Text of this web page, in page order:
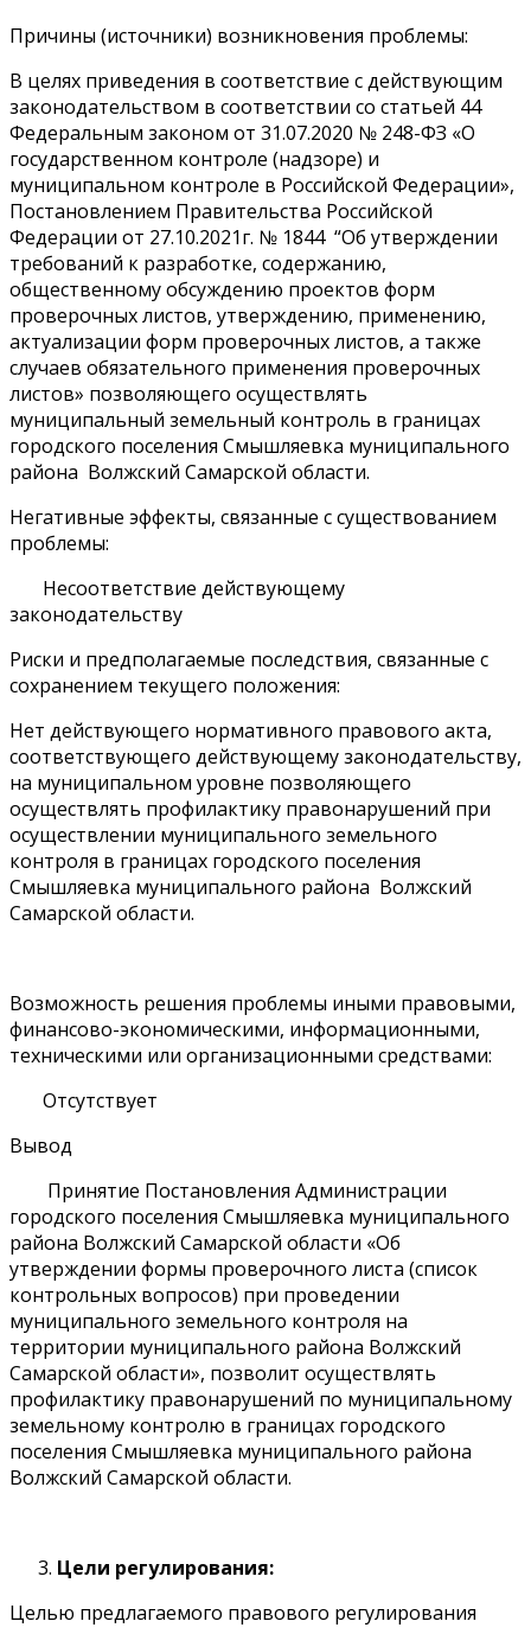
Причины (источники) возникновения проблемы:
В целях приведения в соответствие с действующим
законодательством в соответствии со статьей 44
Федеральным законом от 31.07.2020 № 248-ФЗ «О
государственном контроле (надзоре) и
муниципальном контроле в Российской Федерации»,
Постановлением Правительства Российской
Федерации от 27.10.2021г. № 1844 “Об утверждении
требований к разработке, содержанию,
общественному обсуждению проектов форм
проверочных листов, утверждению, применению,
актуализации форм проверочных листов, а также
случаев обязательного применения проверочных
листов» позволяющего осуществлять
муниципальный земельный контроль в границах
городского поселения Смышляевка муниципального
района Волжский Самарской области.
Негативные эффекты, связанные с существованием
проблемы:
Несоответствие действующему
законодательству
Риски и предполагаемые последствия, связанные с
сохранением текущего положения:
Нет действующего нормативного правового акта,
соответствующего действующему законодательству,
на муниципальном уровне позволяющего
осуществлять профилактику правонарушений при
осуществлении муниципального земельного
контроля в границах городского поселения
Смышляевка муниципального района Волжский
Самарской области.
Возможность решения проблемы иными правовыми,
финансово-экономическими, информационными,
техническими или организационными средствами:
Отсутствует
Вывод
Принятие Постановления Администрации
городского поселения Смышляевка муниципального
района Волжский Самарской области «Об
утверждении формы проверочного листа (список
контрольных вопросов) при проведении
муниципального земельного контроля на
территории муниципального района Волжский
Самарской области», позволит осуществлять
профилактику правонарушений по муниципальному
земельному контролю в границах городского
поселения Смышляевка муниципального района
Волжский Самарской области.
Цели регулирования:
Целью предлагаемого правового регулирования